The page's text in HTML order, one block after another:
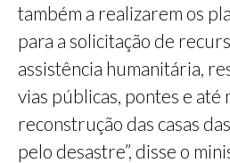
também a realizarem os
para a solicitação de
assistência humanitária,
vias públicas, pontes e até
reconstrução das casas
pelo desastre”, disse o